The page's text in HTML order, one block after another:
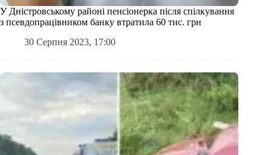
У Дністровському районі пенсіонерка після спілкування
з псевдопрацівником банку втратила 60 тис. грн
30 Серпня 2023, 17:00